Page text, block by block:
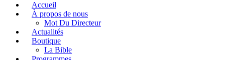
Accueil
À propos de nous
Mot Du Directeur
Actualités
Boutique
La Bible